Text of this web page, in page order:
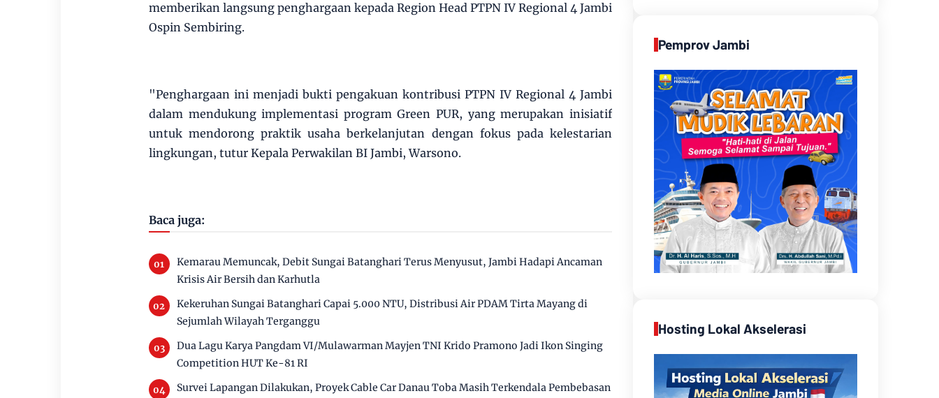
memberikan langsung penghargaan kepada Region Head PTPN IV Regional 4 Jambi
Ospin Sembiring.
"Penghargaan ini menjadi bukti pengakuan kontribusi PTPN IV Regional 4 Jambi
dalam mendukung implementasi program Green PUR, yang merupakan inisiatif
untuk mendorong praktik usaha berkelanjutan dengan fokus pada kelestarian
lingkungan, tutur Kepala Perwakilan BI Jambi, Warsono.
Baca juga:
Kemarau Memuncak, Debit Sungai Batanghari Terus Menyusut, Jambi Hadapi Ancaman
Krisis Air Bersih dan Karhutla
Kekeruhan Sungai Batanghari Capai 5.000 NTU, Distribusi Air PDAM Tirta Mayang di
Sejumlah Wilayah Terganggu
Dua Lagu Karya Pangdam VI/Mulawarman Mayjen TNI Krido Pramono Jadi Ikon Singing
Competition HUT Ke-81 RI
Survei Lapangan Dilakukan, Proyek Cable Car Danau Toba Masih Terkendala Pembebasan
Pemprov Jambi
Hosting Lokal Akselerasi